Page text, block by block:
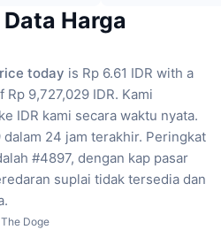
Harga
today is Rp 6.61 IDR with a
9,727,029 IDR. Kami
IDR kami secara waktu nyata.
24 jam terakhir. Peringkat
#4897, dengan kap pasar
suplai tidak tersedia dan
Doge